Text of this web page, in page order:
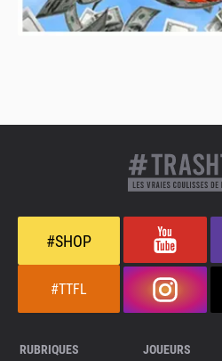
#SHOP
#TTFL
RUBRIQUES
JOUEURS